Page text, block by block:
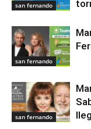
san fernando
san fernando
san fernando